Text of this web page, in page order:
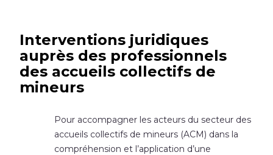
Interventions juridiques
auprès des professionnels
des accueils collectifs de
mineurs
Pour accompagner les acteurs du secteur des
accueils collectifs de mineurs (ACM) dans la
compréhension et l’application d’une